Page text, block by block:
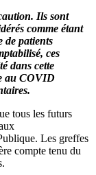
Ils sont
comme étant
de patients
ces
dans cette
au COVID
tous les futurs
Les greffes
compte tenu du